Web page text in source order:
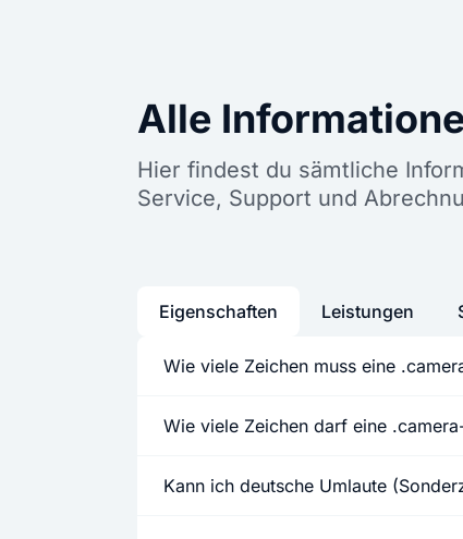
Alle
Hier findest du sämtliche
Service, Support und
Eigenschaften
Wie viele Zeichen muss eine
Wie viele Zeichen darf eine
Kann ich deutsche Umlaute
Leistungen